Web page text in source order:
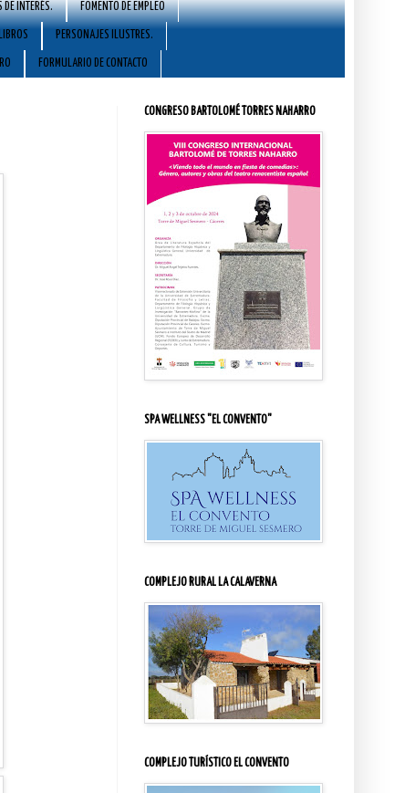
DE INTERÉS. FOMENTO DE EMPLEO
LIBROS PERSONAJES ILUSTRES.
FORMULARIO DE CONTACTO
CONGRESO BARTOLOMÉ TORRES NAHARRO
SPA WELLNESS "EL CONVENTO"
COMPLEJO RURAL LA CALAVERNA
COMPLEJO TURÍSTICO EL CONVENTO